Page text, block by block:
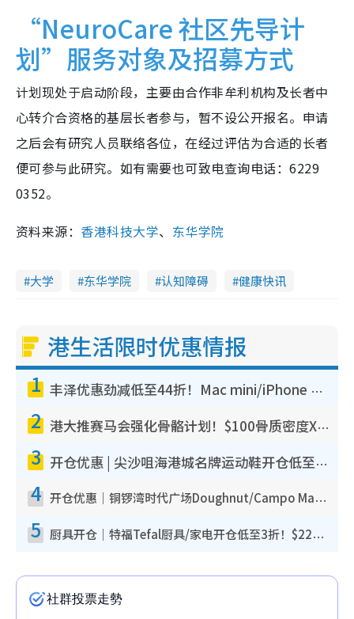
“NeuroCare 社区先导计
划”服务对象及招募方式
计划现处于启动阶段，主要由合作非牟利机构及长者中
心转介合资格的基层长者参与，暂不设公开报名。申请
之后会有研究人员联络各位，在经过评估为合适的长者
便可参与此研究。如有需要也可致电查询电话：6229
0352。
资料来源： 香港科技大学、 东华学院
大学 东华学院 认知障碍 健康快讯
港生活限时优惠情报
1 丰泽优惠劲减低至44折！Mac mini/iPhone 17 Pro大减价！厨房家电$220起
2 港大推赛马会强化骨骼计划！$100骨质密度X光检查 完成免费运动训练送超市礼券！附参加资格
3 开仓优惠 | 尖沙咀海港城名牌运动鞋开仓低至1折！On鞋$899起/Joy&Peace鞋履$98起
4 开仓优惠｜铜锣湾时代广场Doughnut/Campo Marzio开仓低至1折！背囊、书包、手袋劈价$200起
5 厨具开仓｜特福Tefal厨具/家电开仓低至3折！$220起买平底锅/炒锅/汤锅！电饭煲/吸尘器/挂烫机$418起